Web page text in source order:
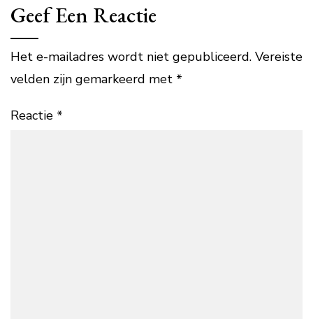
Geef Een Reactie
Het e-mailadres wordt niet gepubliceerd. Vereiste
velden zijn gemarkeerd met *
Reactie *